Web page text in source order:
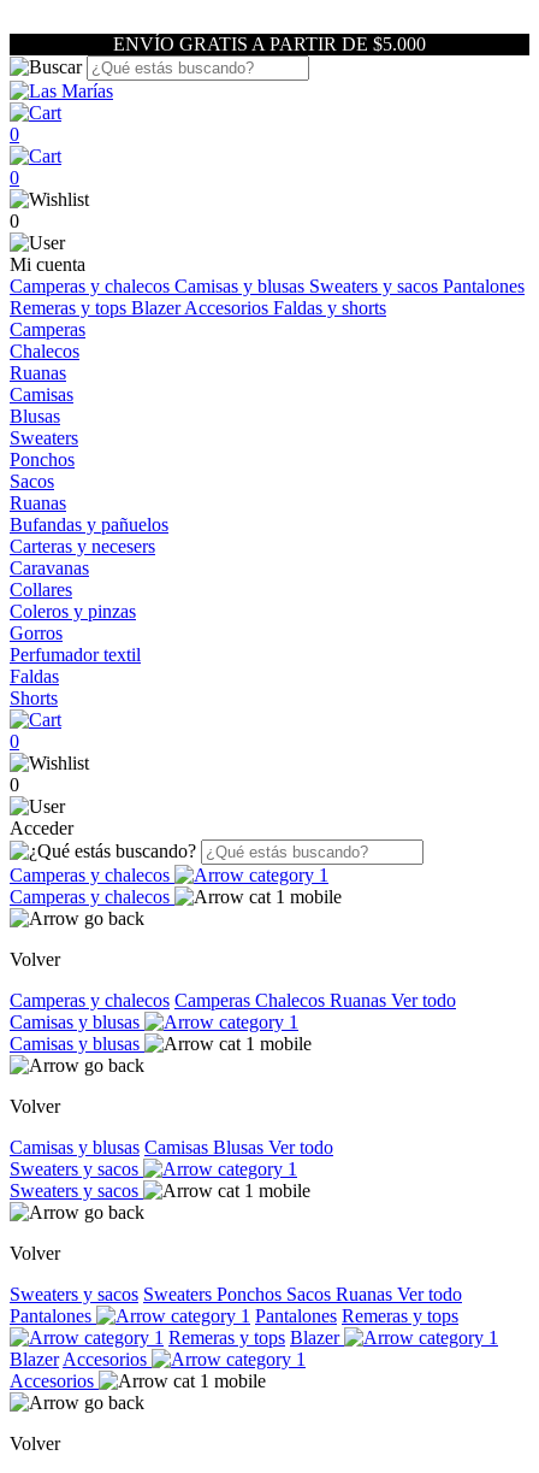
ENVÍO GRATIS A PARTIR DE $5.000
0
0
0
Mi cuenta
Camperas y chalecos Camisas y blusas Sweaters y sacos Pantalones
Remeras y tops BlazerAccesorios Faldas y shorts
Camperas
Chalecos
Ruanas
Camisas
Blusas
Sweaters
Ponchos
Sacos
Ruanas
Bufandas y pañuelos
Carteras y necesers
Caravanas
Collares
Coleros y pinzas
Gorros
Perfumador textil
Faldas
Shorts
0
0
Acceder
Camperas y chalecos
Camperas y chalecos
Volver
Camperas y chalecos Camperas Chalecos Ruanas Ver todo
Camisas y blusas
Camisas y blusas
Volver
Camisas y blusas Camisas Blusas Ver todo
Sweaters y sacos
Sweaters y sacos
Volver
Sweaters y sacos Sweaters Ponchos Sacos Ruanas Ver todo
Pantalones
Pantalones Remeras y tops
Remeras y tops Blazer
Blazer Accesorios
Accesorios
Volver